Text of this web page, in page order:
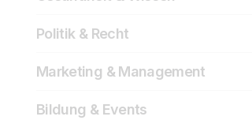
Politik & Recht
Marketing & Management
Bildung & Events